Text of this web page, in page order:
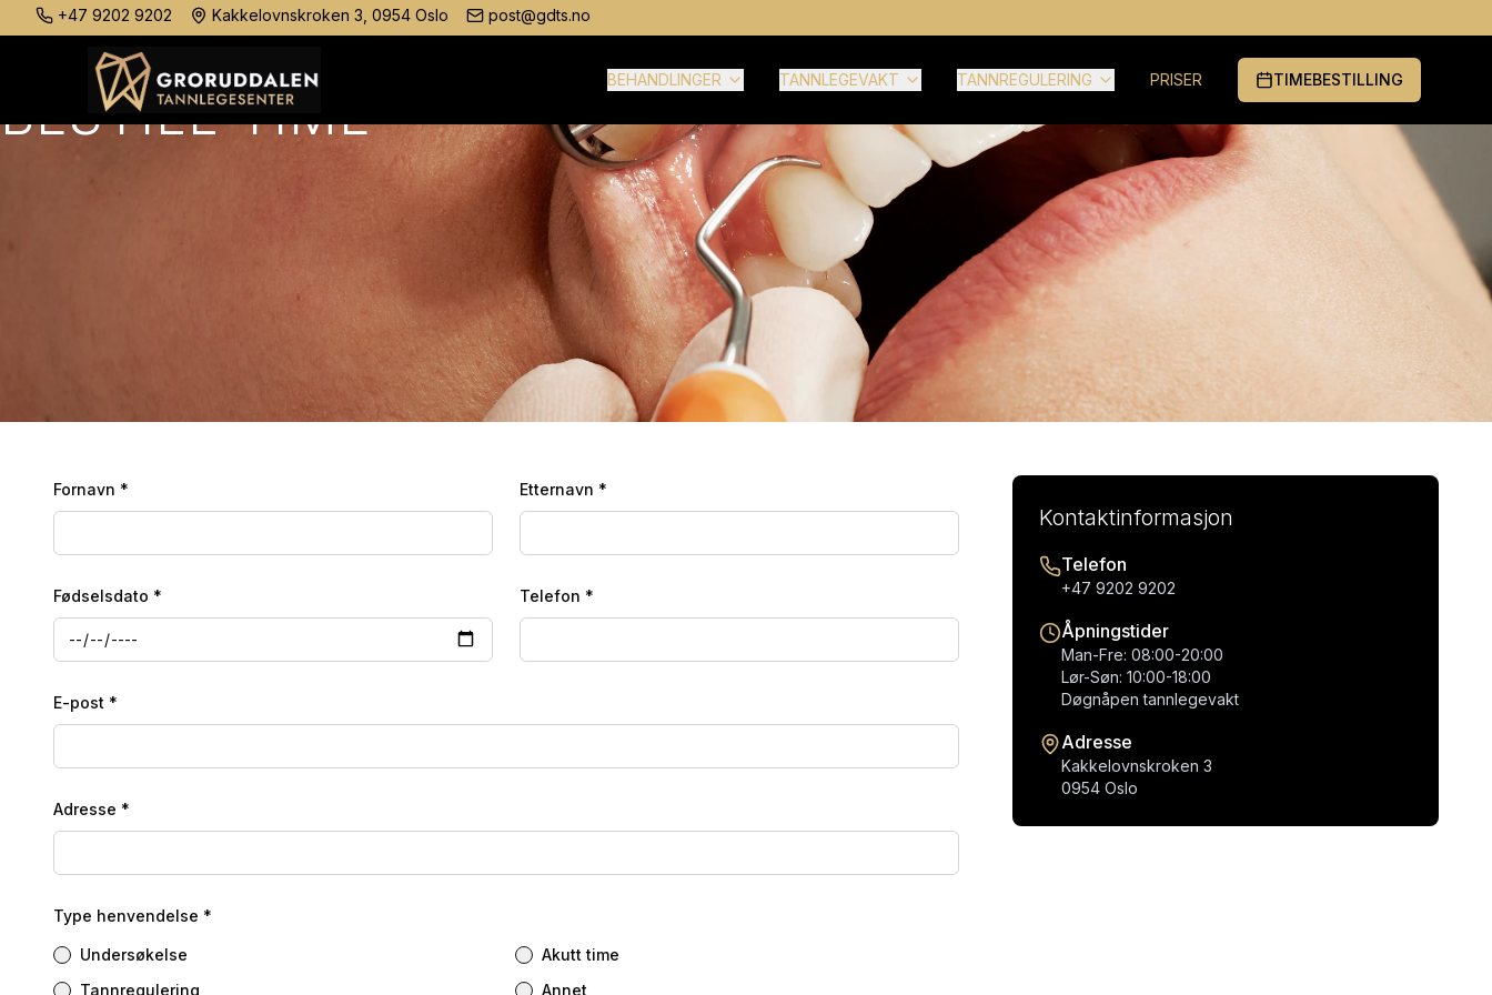
+47 9202 9202 Kakkelovnskroken 3, 0954 Oslo post@gdts.no
BEHANDLINGER TANNLEGEVAKT TANNREGULERING PRISER TIMEBESTILLING
BESTILL TIME
Fornavn * Etternavn *
Fødselsdato * Telefon *
E-post *
Adresse *
Type henvendelse *
Undersøkelse
Akutt time
Tannregulering
Annet
Kontaktinformasjon
Telefon
+47 9202 9202
Åpningstider
Man-Fre: 08:00-20:00
Lør-Søn: 10:00-18:00
Døgnåpen tannlegevakt
Adresse
Kakkelovnskroken 3
0954 Oslo